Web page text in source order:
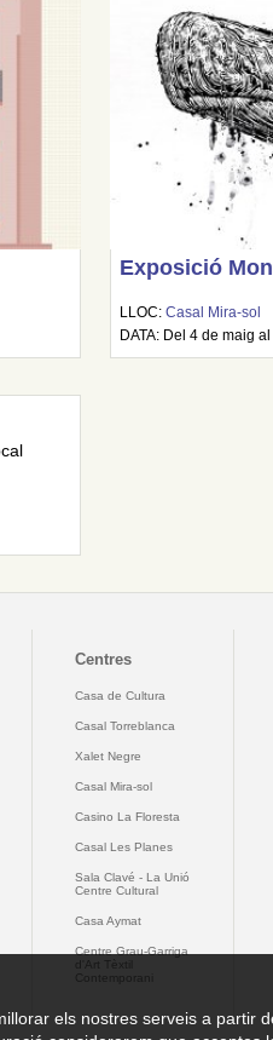
els nostres serveis a partir
Exposició
LLOC:Casal Mira-sol
DATA: Del 4 de maig
Centres
Casa de Cultura
Casal Torreblanca
Xalet Negre
Casal Mira-sol
Casino La Floresta
Casal Les Planes
Sala Clavé - La Unió
Centre Cultural
Casa Aymat
Centre Grau-Garriga
d'Art Tèxtil
Contemporani